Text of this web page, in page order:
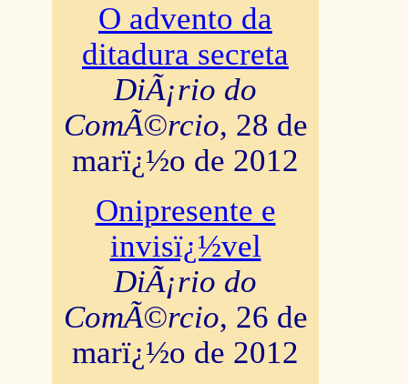
O advento da
ditadura secreta
DiÃ¡rio do
ComÃ©rcio, 28 de
marï¿½o de 2012
Onipresente e
invisï¿½vel
DiÃ¡rio do
ComÃ©rcio, 26 de
marï¿½o de 2012